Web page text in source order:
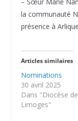
la communauté
présence à
Articles similaires
Nominations
30 avril 2025
Dans "Diocèse de
Limoges"